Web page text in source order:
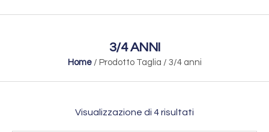
3/4 ANNI
Home/ Prodotto Taglia / 3/4 anni
Visualizzazione di 4 risultati